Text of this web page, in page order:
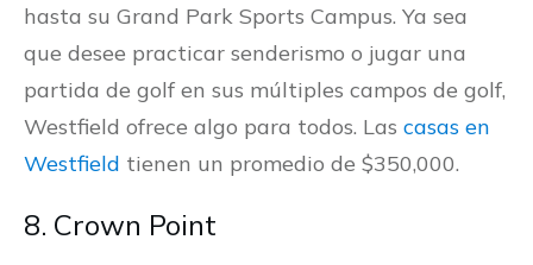
hasta su Grand Park Sports Campus. Ya sea
que desee practicar senderismo o jugar una
partida de golf en sus múltiples campos de golf,
Westfield ofrece algo para todos. Las casas en
Westfield tienen un promedio de $350,000.
8. Crown Point